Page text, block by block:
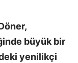
büyük bir
yenilikçi